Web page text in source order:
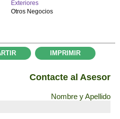
Exteriores
Otros Negocios
IMPRIMIR
Contacte al Asesor
Nombre y Apellido